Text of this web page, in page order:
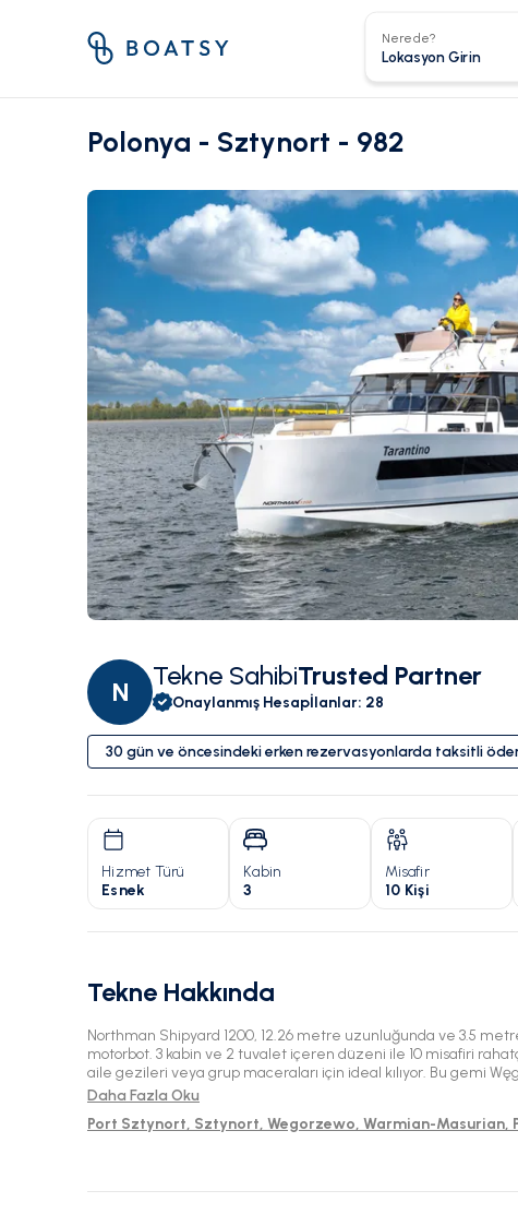
Nerede?
Polonya - Sztynort - 982
N
Tekne SahibiTrusted Partner
Onaylanmış Hesapİlanlar: 28
30 gün ve öncesindeki erken rezervasyonlarda taksitli
Hizmet Türü
Esnek
Kabin
3
Misafir
10 Kişi
Tekne Hakkında
Northman Shipyard 1200, 12.26 metre uzunluğunda ve 3.5
motorbot. 3 kabin ve 2 tuvalet içeren düzeni ile 10 misafiri
aile gezileri veya grup maceraları için ideal kılıyor. Bu gemi
çevredeki sularda keşif yapmak için mükemmel bir üs sunuyor.
Daha Fazla Oku
Port Sztynort, Sztynort, Wegorzewo, Warmian-Masurian,